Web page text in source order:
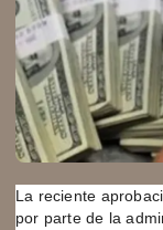
La reciente
por parte de la